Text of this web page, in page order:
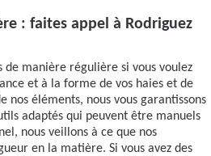
: faites appel à Rodriguez
manière régulière si vous voulez
et à la forme de vos haies et de
nos éléments, nous vous garantissons
adaptés qui peuvent être manuels
nous veillons à ce que nos
en la matière. Si vous avez des